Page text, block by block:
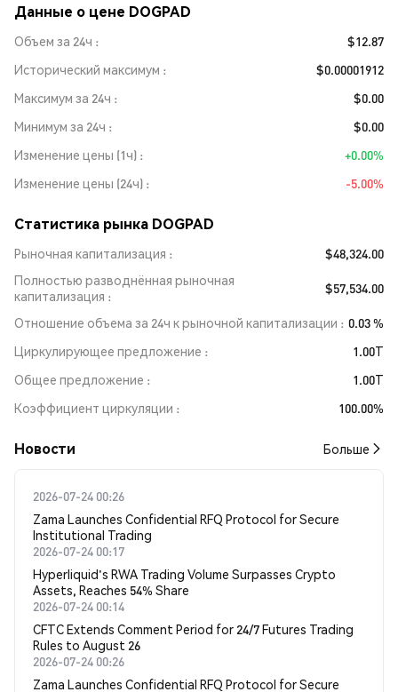
Данные о цене DOGPAD
Объем за 24ч
$12.87
Исторический максимум
$0.00001912
Максимум за 24ч
$0.00
Минимум за 24ч
$0.00
Изменение цены (1ч)
+0.00%
Изменение цены (24ч)
-5.00%
Статистика рынка DOGPAD
Рыночная капитализация
$48,324.00
Полностью разводнённая рыночная
капитализация
$57,534.00
Отношение объема за 24ч к рыночной капитализации
0.03 %
Циркулирующее предложение
1.00T
Общее предложение
1.00T
Коэффициент циркуляции
100.00%
Новости Больше
2026-07-24 00:26
Zama Launches Confidential RFQ Protocol for Secure
Institutional Trading
2026-07-24 00:17
Hyperliquid's RWA Trading Volume Surpasses Crypto
Assets, Reaches 54% Share
2026-07-24 00:14
CFTC Extends Comment Period for 24/7 Futures Trading
Rules to August 26
2026-07-24 00:26
Zama Launches Confidential RFQ Protocol for Secure